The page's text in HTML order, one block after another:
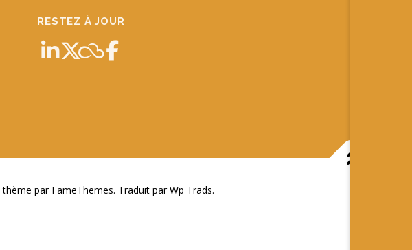
RESTEZ À JOUR
thème par FameThemes. Traduit par Wp Trads.